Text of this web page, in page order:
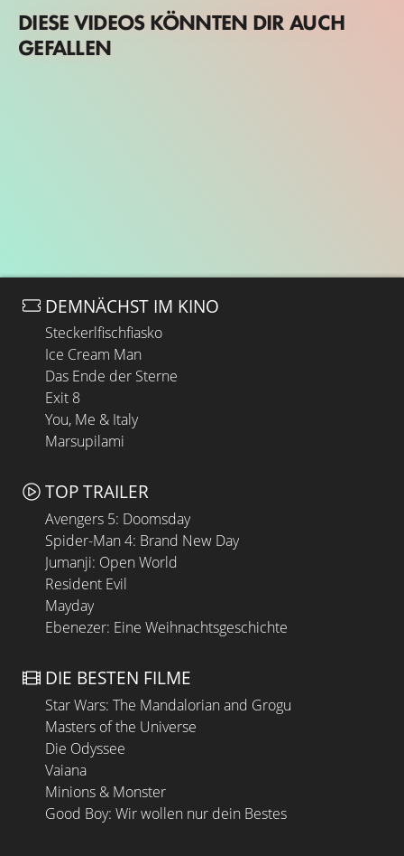
DIESE VIDEOS KÖNNTEN DIR AUCH
GEFALLEN
DEMNÄCHST IM KINO
Steckerlfischfiasko
Ice Cream Man
Das Ende der Sterne
Exit 8
You, Me & Italy
Marsupilami
TOP TRAILER
Avengers 5: Doomsday
Spider-Man 4: Brand New Day
Jumanji: Open World
Resident Evil
Mayday
Ebenezer: Eine Weihnachtsgeschichte
DIE BESTEN FILME
Star Wars: The Mandalorian and Grogu
Masters of the Universe
Die Odyssee
Vaiana
Minions & Monster
Good Boy: Wir wollen nur dein Bestes